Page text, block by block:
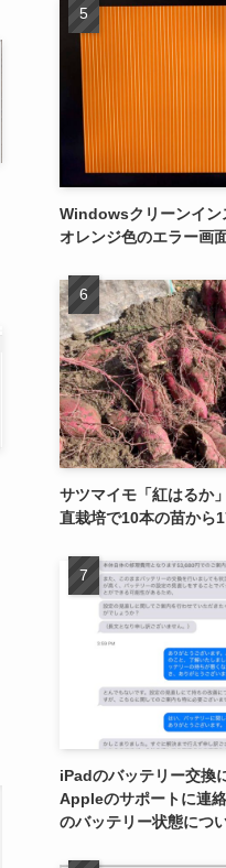
Windowsクリーンイン
オレンジ色のエラー画
サツマイモ「紅はる
直栽培で10本の苗から
iPadのバッテリー交換
Appleのサポートに連
のバッテリー状態につ